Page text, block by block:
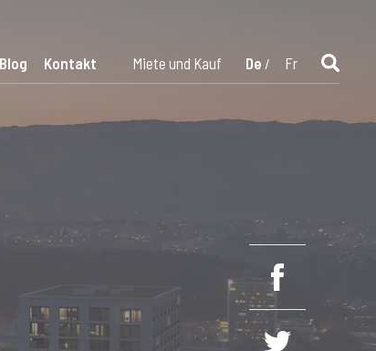
Blog Kontakt Miete und Kauf De Fr